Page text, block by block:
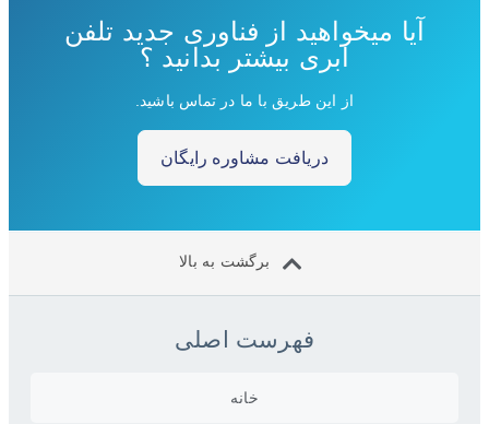
آیا میخواهید از فناوری جدید تلفن
ابری بیشتر بدانید ؟
از این طریق با ما در تماس باشید.
دریافت مشاوره رایگان
برگشت به بالا
فهرست اصلی
خانه